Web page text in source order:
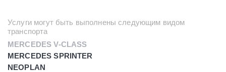
Услуги могут быть выполнены следующим видом
транспорта
MERCEDES V-CLASS
MERCEDES SPRINTER
NEOPLAN